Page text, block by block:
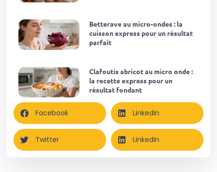
Betterave au micro-ondes : la
cuisson express pour un résultat
parfait
Clafoutis abricot au micro onde :
la recette express pour un
résultat fondant
Facebook LinkedIn
Twitter LinkedIn